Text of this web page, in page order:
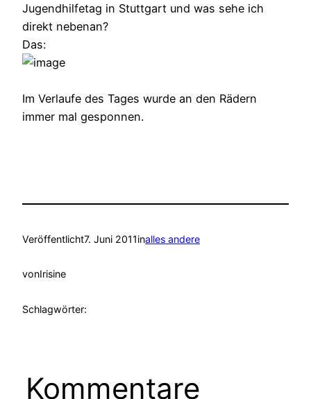
Jugendhilfetag in Stuttgart und was sehe ich
direkt nebenan?
Das:
Im Verlaufe des Tages wurde an den Rädern
immer mal gesponnen.
Veröffentlicht7. Juni 2011inalles andere
vonIrisine
Schlagwörter:
Kommentare